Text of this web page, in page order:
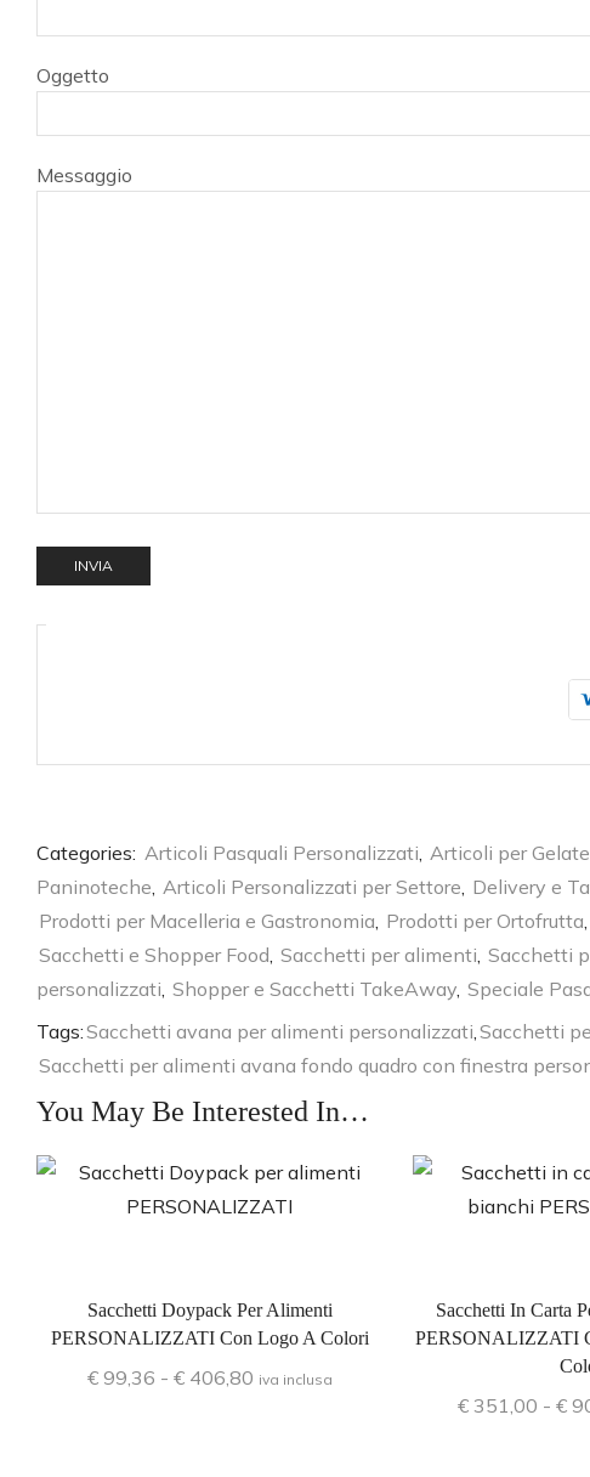
Oggetto
Messaggio
Categories: Articoli Pasquali Personalizzati Articoli per
Paninoteche Articoli Personalizzati per Settore Delivery e
Prodotti per Macelleria e Gastronomia Prodotti per Ortofrutta
Sacchetti e Shopper Food Sacchetti per alimenti Sacchetti
personalizzati Shopper e Sacchetti TakeAway Speciale
Tags:Sacchetti avana per alimenti personalizzati Sacchetti
Sacchetti per alimenti avana fondo quadro con finestra
You May Be Interested In…
Sacchetti Doypack Per Alimenti
PERSONALIZZATI Con Logo A Colori
€99,36 - €406,80 iva inclusa
Sacchetti In Carta
PERSONALIZZATI
€351,00 - €